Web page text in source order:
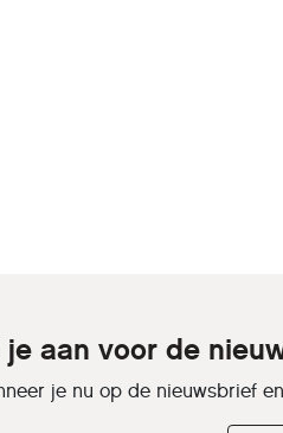
je aan voor de
je nu op de nieuwsbrief